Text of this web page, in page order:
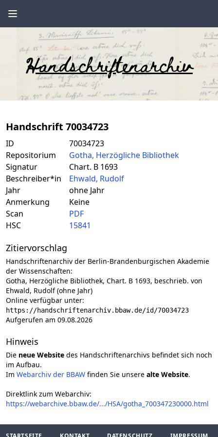
Handschriftenarchiv
Handschrift 70034723
ID
70034723
Repositorium
Gotha, Herzögliche Bibliothek
Signatur
Chart. B 1693
Beschreiber*in
Ehwald, Rudolf
Jahr
ohne Jahr
Anmerkung
Keine
Scan
PDF
HSC
15841
Zitiervorschlag
Handschriftenarchiv der Berlin-Brandenburgischen Akademie
der Wissenschaften:
Gotha, Herzögliche Bibliothek, Chart. B 1693, beschrieb. von
Ehwald, Rudolf (ohne Jahr)
Online verfügbar unter:
https://handschriftenarchiv.bbaw.de/id/70034723
Aufgerufen am 09.08.2026
Hinweis
Die neue Website des Handschriftenarchivs befindet sich noch
im Aufbau.
Im Webarchiv der BBAW finden Sie unsere alte Website.
Direktlink zum Webarchiv:
https://webarchive.bbaw.de/.../HSA/gotha_700347230000.html